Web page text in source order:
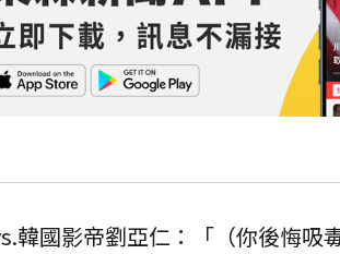
韓國影帝劉亞仁：「（你後悔吸